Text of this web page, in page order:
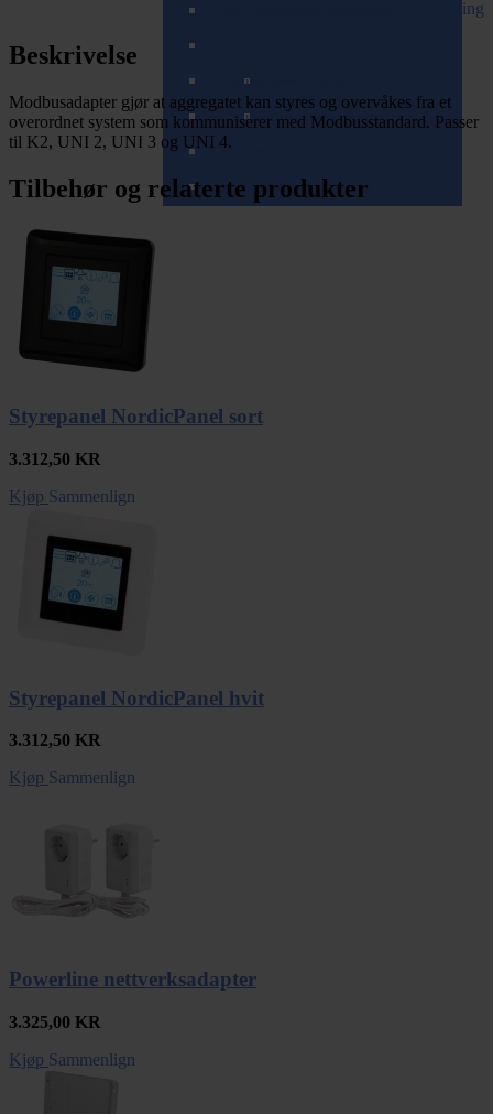
Tilbakeslagsspjeld
T-rør og Påstikk
Veggkanaler (teleskopisk/zoom)
Tilbehør for mekaniske ventiler
Ventilrammer
Ventilrammer m/alukanal
Ventilrammer m/lydfelle
Ventilrammer m/reduksjon
Legg til sammenligning
Beskrivelse
Modbusadapter gjør at aggregatet kan styres og overvåkes fra et
overordnet system som kommuniserer med Modbusstandard. Passer
til K2, UNI 2, UNI 3 og UNI 4.
Tilbehør og relaterte produkter
Styrepanel NordicPanel sort
3.312,50 KR
Kjøp Sammenlign
Styrepanel NordicPanel hvit
3.312,50 KR
Kjøp Sammenlign
Powerline nettverksadapter
3.325,00 KR
Kjøp Sammenlign